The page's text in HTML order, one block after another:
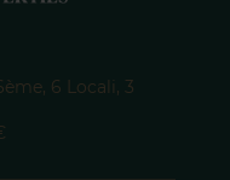
6 Locali, 3